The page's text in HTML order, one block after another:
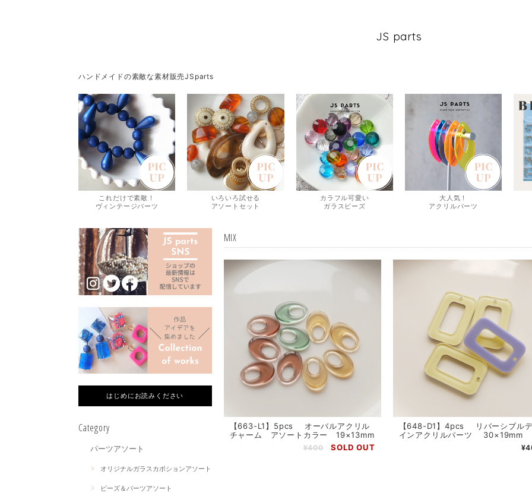
JS parts
ハンドメイドの素敵な素材販売JSparts
これだけで素敵！
ヴィンテージパーツ
いろいろ試せる
アソートセット
カラフル可愛い
ガラスビーズ
大人気！
アクリルパーツ
はじめにお読みください
Category
パーツアソート
オリジナルガラスカボションアソート
ビーズ＆パーツアソート
MIX
【663-L1】5pcs オーバルアクリル
チャーム アソートカラー 19×13mm
¥400 SOLD OUT
【648-D1】4pcs リバーシブル
インアクリルパーツ 30×19mm